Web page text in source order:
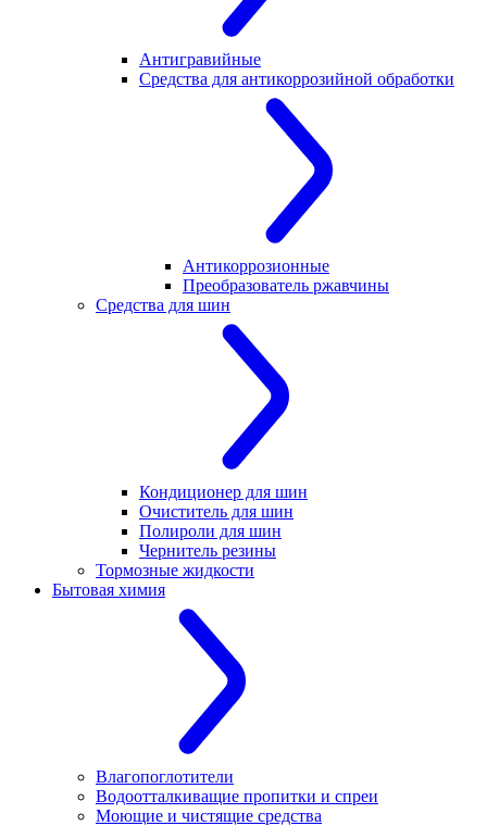
Антигравийные
Средства для антикоррозийной обработки
Антикоррозионные
Преобразователь ржавчины
Средства для шин
Кондиционер для шин
Очиститель для шин
Полироли для шин
Чернитель резины
Тормозные жидкости
Бытовая химия
Влагопоглотители
Водоотталкиващие пропитки и спреи
Моющие и чистящие средства